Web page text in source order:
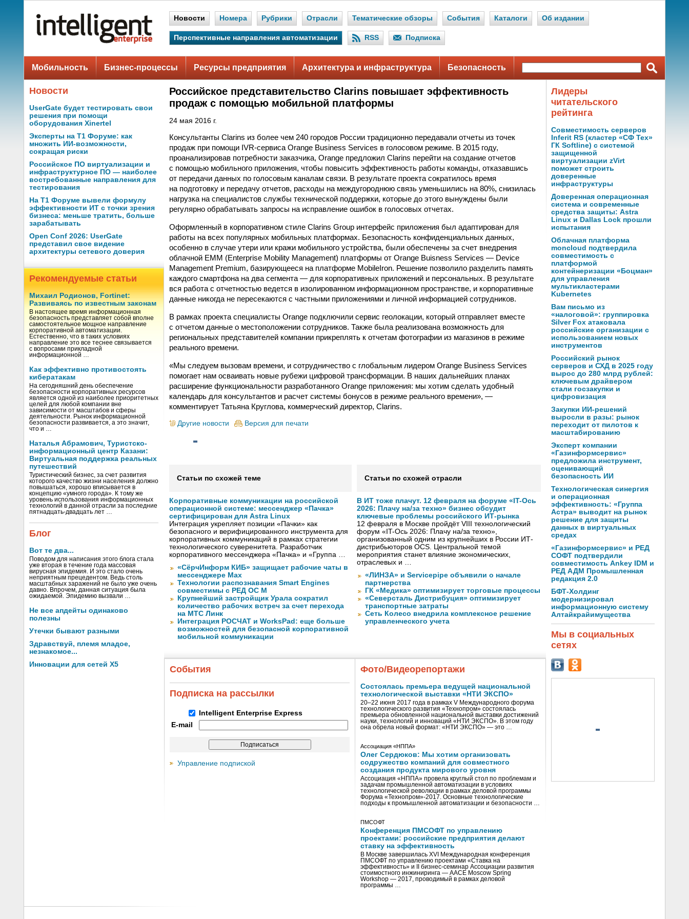
Новости Номера Рубрики Отрасли Тематические обзоры События Каталоги Об издании
Перспективные направления автоматизации RSS Подписка
Мобильность Бизнес-процессы Ресурсы предприятия Архитектура и инфраструктура Безопасность
Новости
UserGate будет тестировать свои
решения при помощи
оборудования Xinertel
Эксперты на Т1 Форуме: как
множить ИИ-возможности,
сокращая риски
Российское ПО виртуализации и
инфраструктурное ПО — наиболее
востребованные направления для
тестирования
На Т1 Форуме вывели формулу
эффективности ИТ с точки зрения
бизнеса: меньше тратить, больше
зарабатывать
Open Conf 2026: UserGate
представил свое видение
архитектуры сетевого доверия
Рекомендуемые статьи
Михаил Родионов, Fortinet:
Развиваясь по известным законам
В настоящее время информационная
безопасность представляет собой вполне
самостоятельное мощное направление
корпоративной автоматизации.
Естественно, что в таких условиях
направление это все теснее связывается
с вопросами прикладной
информационной …
Как эффективно противостоять
кибератакам
На сегодняшний день обеспечение
безопасности корпоративных ресурсов
является одной из наиболее приоритетных
целей для любой компании вне
зависимости от масштабов и сферы
деятельности. Рынок информационной
безопасности развивается, а это значит,
что и …
Наталья Абрамович, Туристско-
информационный центр Казани:
Виртуальная поддержка реальных
путешествий
Туристический бизнес, за счет развития
которого качество жизни населения должно
повышаться, хорошо вписывается в
концепцию «умного города». К тому же
уровень использования информационных
технологий в данной отрасли за последние
пятнадцать-двадцать лет …
Блог
Вот те два...
Поводом для написания этого блога стала
уже вторая в течение года массовая
вирусная эпидемия. И это стало очень
неприятным прецедентом. Ведь столь
масштабных заражений не было уже очень
давно. Впрочем, данная ситуация была
ожидаемой. Эпидемию вызвали …
Не все апдейты одинаково
полезны
Утечки бывают разными
Здравствуй, племя младое,
незнакомое...
Инновации для сетей X5
Российское представительство Clarins повышает эффективность
продаж с помощью мобильной платформы
24 мая 2016 г.
Консультанты Clarins из более чем 240 городов России традиционно передавали отчеты из точек
продаж при помощи IVR-сервиса Orange Business Services в голосовом режиме. В 2015 году,
проанализировав потребности заказчика, Orange предложил Clarins перейти на создание отчетов
с помощью мобильного приложения, чтобы повысить эффективность работы команды, отказавшись
от передачи данных по голосовым каналам связи. В результате проекта сократилось время
на подготовку и передачу отчетов, расходы на междугороднюю связь уменьшились на 80%, снизилась
нагрузка на специалистов службы технической поддержки, которые до этого вынуждены были
регулярно обрабатывать запросы на исправление ошибок в голосовых отчетах.
Оформленный в корпоративном стиле Clarins Group интерфейс приложения был адаптирован для
работы на всех популярных мобильных платформах. Безопасность конфиденциальных данных,
особенно в случае утери или кражи мобильного устройства, были обеспечены за счет внедрения
облачной EMM (Enterprise Mobility Management) платформы от Orange Buisness Services — Device
Management Premium, базирующееся на платформе MobileIron. Решение позволило разделить память
каждого смартфона на два сегмента — для корпоративных приложений и персональных. В результате
вся работа с отчетностью ведется в изолированном информационном пространстве, и корпоративные
данные никогда не пересекаются с частными приложениями и личной информацией сотрудников.
В рамках проекта специалисты Orange подключили сервис геолокации, который отправляет вместе
с отчетом данные о местоположении сотрудников. Также была реализована возможность для
региональных представителей компании прикреплять к отчетам фотографии из магазинов в режиме
реального времени.
«Мы следуем вызовам времени, и сотрудничество с глобальным лидером Orange Business Services
помогает нам осваивать новые рубежи цифровой трансформации. В наших дальнейших планах
расширение функциональности разработанного Orange приложения: мы хотим сделать удобный
календарь для консультантов и расчет системы бонусов в режиме реального времени», —
комментирует Татьяна Круглова, коммерческий директор, Clarins.
Другие новости Версия для печати
Статьи по схожей теме
Корпоративные коммуникации на российской
операционной системе: мессенджер «Пачка»
сертифицирован для Astra Linux
Интеграция укрепляет позиции «Пачки» как
безопасного и верифицированного инструмента для
корпоративных коммуникаций в рамках стратегии
технологического суверенитета. Разработчик
корпоративного мессенджера «Пачка» и «Группа …
«СёрчИнформ КИБ» защищает рабочие чаты в
мессенджере Max
Технологии распознавания Smart Engines
совместимы с РЕД ОС М
Крупнейший застройщик Урала сократил
количество рабочих встреч за счет перехода
на МТС Линк
Интеграция РОСЧАТ и WorksPad: еще больше
возможностей для безопасной корпоративной
мобильной коммуникации
Статьи по схожей отрасли
В ИТ тоже плачут. 12 февраля на форуме «IT-Ось
2026: Плачу на/за техно» бизнес обсудит
ключевые проблемы российского ИТ-рынка
12 февраля в Москве пройдёт VIII технологический
форум «IT-Ось 2026: Плачу на/за техно»,
организованный одним из крупнейших в России ИТ-
дистрибьюторов OCS. Центральной темой
мероприятия станет влияние экономических,
отраслевых и …
«ЛИНЗА» и Servicepipe объявили о начале
партнерства
ГК «Медика» оптимизирует торговые процессы
«Северсталь Дистрибуция» оптимизирует
транспортные затраты
Сеть Колесо внедрила комплексное решение
управленческого учета
События
Подписка на рассылки
Intelligent Enterprise Express
E-mail
Управление подпиской
Фото/Видеорепортажи
Состоялась премьера ведущей национальной
технологической выставки «НТИ ЭКСПО»
20–22 июня 2017 года в рамках V Международного форума
технологического развития «Технопром» состоялась
премьера обновленной национальной выставки достижений
науки, технологий и инноваций «НТИ ЭКСПО». В этом году
она обрела новый формат: «НТИ ЭКСПО» — это …
Ассоциация «НППА»
Олег Сердюков: Мы хотим организовать
содружество компаний для совместного
создания продукта мирового уровня
Ассоциация «НППА» провела круглый стол по проблемам и
задачам промышленной автоматизации в условиях
технологической революции в рамках деловой программы
Форума «Технопром»-2017. Основные технологические
подходы к промышленной автоматизации и безопасности …
ПМСОФТ
Конференция ПМСОФТ по управлению
проектами: российские предприятия делают
ставку на эффективность
В Москве завершилась XVI Международная конференция
ПМСОФТ по управлению проектами «Ставка на
эффективность» и II бизнес-семинар Ассоциации развития
стоимостного инжиниринга — AACE Moscow Spring
Workshop — 2017, проводимый в рамках деловой
программы …
Лидеры
читательского
рейтинга
Совместимость серверов
Inferit RS (кластер «СФ Тех»
ГК Softline) с системой
защищенной
виртуализации zVirt
поможет строить
доверенные
инфраструктуры
Доверенная операционная
система и современные
средства защиты: Astra
Linux и Dallas Lock прошли
испытания
Облачная платформа
moncloud подтвердила
совместимость с
платформой
контейнеризации «Боцман»
для управления
мультикластерами
Kubernetes
Вам письмо из
«налоговой»: группировка
Silver Fox атаковала
российские организации с
использованием новых
инструментов
Российский рынок
серверов и СХД в 2025 году
вырос до 280 млрд рублей:
ключевым драйвером
стали госзакупки и
цифровизация
Закупки ИИ-решений
выросли в разы: рынок
переходит от пилотов к
масштабированию
Эксперт компании
«Газинформсервис»
предложила инструмент,
оценивающий
безопасность ИИ
Технологическая синергия
и операционная
эффективность: «Группа
Астра» выводит на рынок
решение для защиты
данных в виртуальных
средах
«Газинформсервис» и РЕД
СОФТ подтвердили
совместимость Ankey IDM и
РЕД АДМ Промышленная
редакция 2.0
БФТ-Холдинг
модернизировал
информационную систему
Алтайкрайимущества
Мы в социальных
сетях